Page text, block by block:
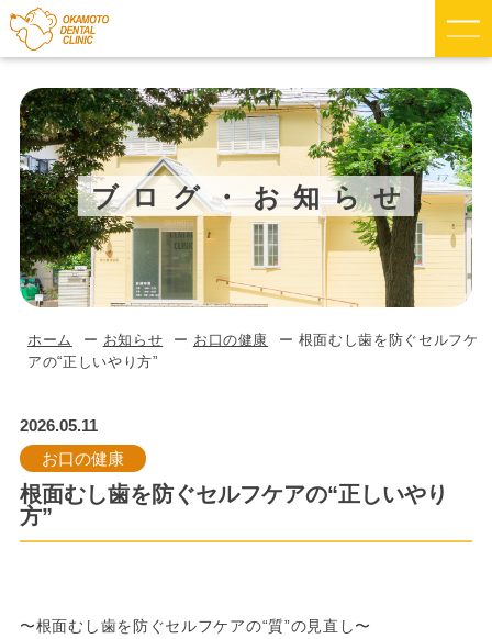
ブログ・お知らせ
ホーム お知らせ お口の健康
根面むし歯を防ぐセルフケ
アの“正しいやり方”
2026.05.11
お口の健康
根面むし歯を防ぐセルフケアの“正しいやり
方”
〜根面むし歯を防ぐセルフケアの“質”の見直し〜